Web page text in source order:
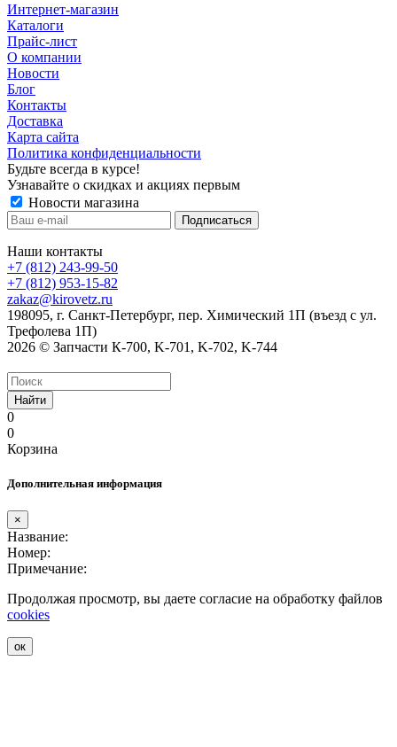
Интернет-магазин
Каталоги
Прайс-лист
О компании
Новости
Блог
Контакты
Доставка
Карта сайта
Политика конфиденциальности
Будьте всегда в курсе!
Узнавайте о скидках и акциях первым
Новости магазина
Наши контакты
+7 (812) 243-99-50
+7 (812) 953-15-82
zakaz@kirovetz.ru
198095, г. Санкт-Петербург, пер. Химический 1П (въезд с ул.
Трефолева 1П)
2026 © Запчасти К-700, K-701, K-702, K-744
Найти
0
0
Корзина
Дополнительная информация
×
Название:
Номер:
Примечание:
Продолжая просмотр, вы даете согласие на обработку файлов
cookies
ок